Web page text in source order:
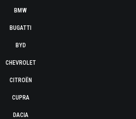
BMW
BUGATTI
BYD
CHEVROLET
CITROËN
CUPRA
DACIA